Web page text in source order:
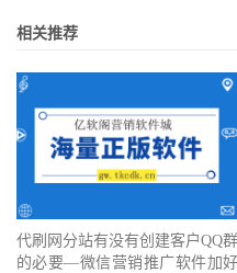
相关推荐
代刷网分站有没有创建客户QQ群
的必要—微信营销推广软件加好